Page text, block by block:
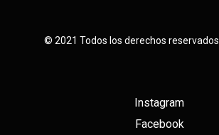
© 2021 Todos los derechos reservados.
Instagram
Facebook